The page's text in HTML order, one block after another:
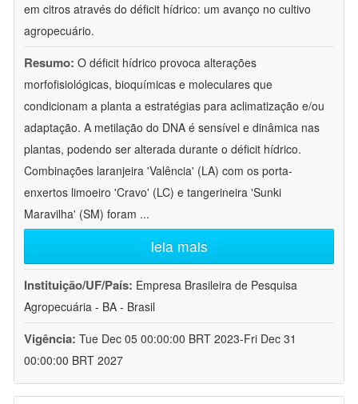
em citros através do déficit hídrico: um avanço no cultivo
agropecuário.
Resumo: O déficit hídrico provoca alterações
morfofisiológicas, bioquímicas e moleculares que
condicionam a planta a estratégias para aclimatização e/ou
adaptação. A metilação do DNA é sensível e dinâmica nas
plantas, podendo ser alterada durante o déficit hídrico.
Combinações laranjeira 'Valência' (LA) com os porta-
enxertos limoeiro 'Cravo' (LC) e tangerineira 'Sunki
Maravilha' (SM) foram ...
leia mais
Instituição/UF/País: Empresa Brasileira de Pesquisa
Agropecuária - BA - Brasil
Vigência: Tue Dec 05 00:00:00 BRT 2023-Fri Dec 31
00:00:00 BRT 2027